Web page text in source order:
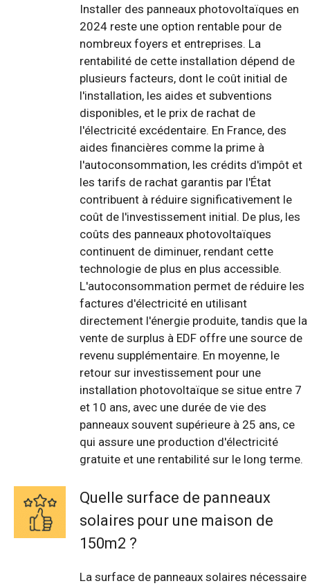
Installer des panneaux photovoltaïques en
2024 reste une option rentable pour de
nombreux foyers et entreprises. La
rentabilité de cette installation dépend de
plusieurs facteurs, dont le coût initial de
l'installation, les aides et subventions
disponibles, et le prix de rachat de
l'électricité excédentaire. En France, des
aides financières comme la prime à
l'autoconsommation, les crédits d'impôt et
les tarifs de rachat garantis par l'État
contribuent à réduire significativement le
coût de l'investissement initial. De plus, les
coûts des panneaux photovoltaïques
continuent de diminuer, rendant cette
technologie de plus en plus accessible.
L'autoconsommation permet de réduire les
factures d'électricité en utilisant
directement l'énergie produite, tandis que la
vente de surplus à EDF offre une source de
revenu supplémentaire. En moyenne, le
retour sur investissement pour une
installation photovoltaïque se situe entre 7
et 10 ans, avec une durée de vie des
panneaux souvent supérieure à 25 ans, ce
qui assure une production d'électricité
gratuite et une rentabilité sur le long terme.
Quelle surface de panneaux
solaires pour une maison de
150m2 ?
La surface de panneaux solaires nécessaire